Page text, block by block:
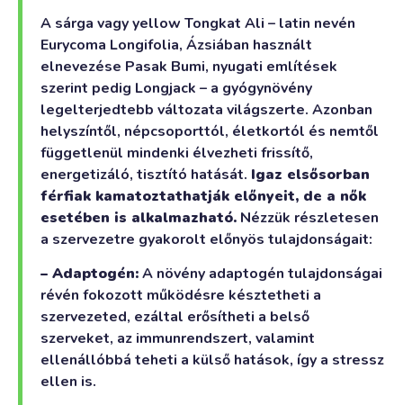
A sárga vagy yellow Tongkat Ali – latin nevén
Eurycoma Longifolia, Ázsiában használt
elnevezése Pasak Bumi, nyugati említések
szerint pedig Longjack – a gyógynövény
legelterjedtebb változata világszerte. Azonban
helyszíntől, népcsoporttól, életkortól és nemtől
függetlenül mindenki élvezheti frissítő,
energetizáló, tisztító hatását. Igaz elsősorban
férfiak kamatoztathatják előnyeit, de a nők
esetében is alkalmazható. Nézzük részletesen
a szervezetre gyakorolt előnyös tulajdonságait:
– Adaptogén:A növény adaptogén tulajdonságai
révén fokozott működésre késztetheti a
szervezeted, ezáltal erősítheti a belső
szerveket, az immunrendszert, valamint
ellenállóbbá teheti a külső hatások, így a stressz
ellen is.